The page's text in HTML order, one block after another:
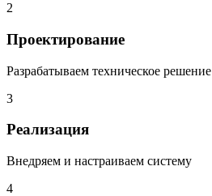
2
Проектирование
Разрабатываем техническое решение
3
Реализация
Внедряем и настраиваем систему
4